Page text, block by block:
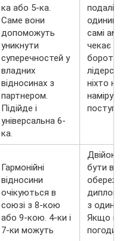
ка або 5-ка.
Саме вони
допоможуть
уникнути
суперечностей у
владних
відносинах з
партнером.
Підійде і
універсальна 6-
ка.
подалі
самі
чекає
ніхто не
наміру
Гармонійні
відносини
очікуються в
союзі з 8-кою
або 9-кою. 4-ки і
7-ки можуть
Двійок
бути
з
Якщо ви